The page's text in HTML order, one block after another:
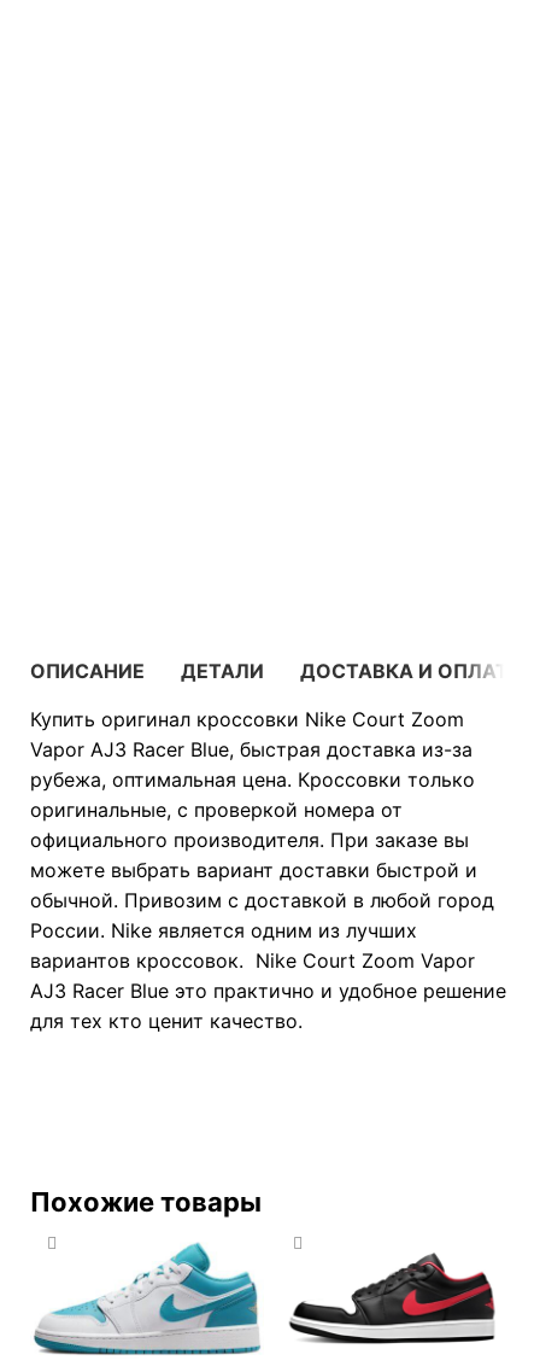
ОПИСАНИЕ ДЕТАЛИ
ДОСТАВКА И ОПЛАТА
Купить оригинал кроссовки Nike Court Zoom
Vapor AJ3 Racer Blue, быстрая доставка из-за
рубежа, оптимальная цена. Кроссовки только
оригинальные, с проверкой номера от
официального производителя. При заказе вы
можете выбрать вариант доставки быстрой и
обычной. Привозим с доставкой в любой город
России. Nike является одним из лучших
вариантов кроссовок. Nike Court Zoom Vapor
AJ3 Racer Blue это практично и удобное решение
для тех кто ценит качество.
Похожие товары